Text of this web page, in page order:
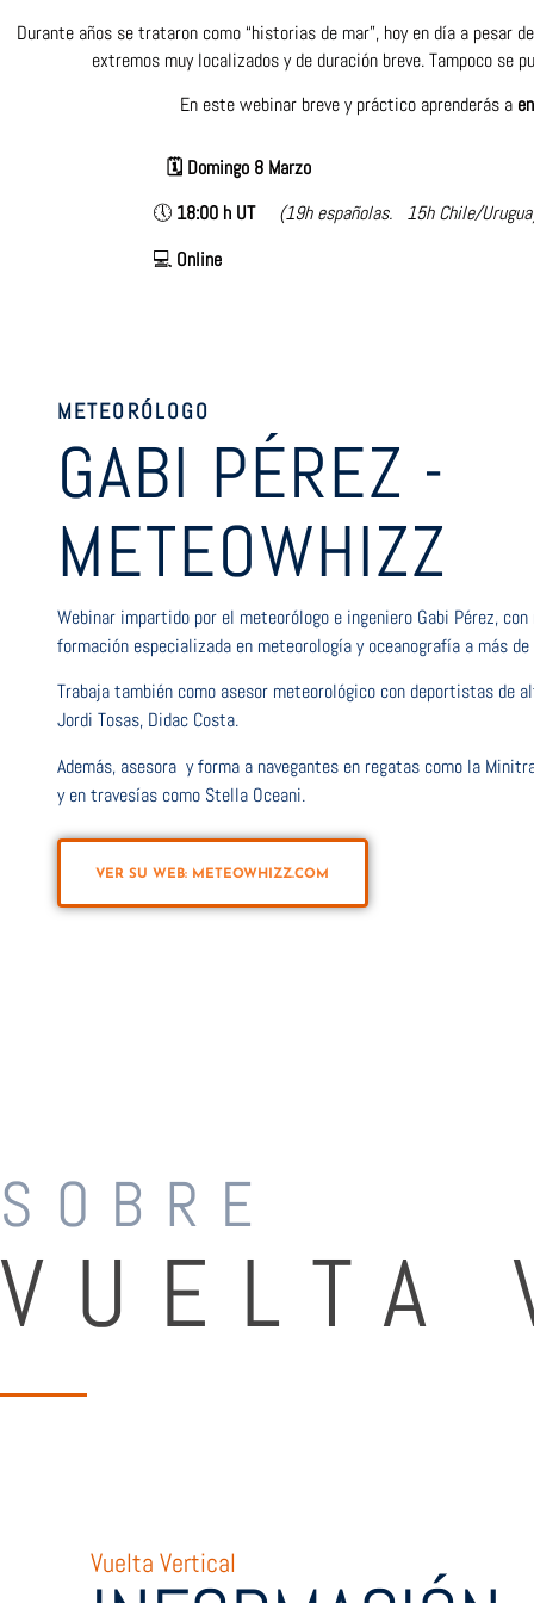
Durante años se trataron como “historias de mar”, hoy en día a
extremos muy localizados y de duración breve. Tampoco se
En este webinar breve y práctico aprenderás a
🗓️ Domingo 8 Marzo
🕔 18:00 h UT (19h españolas. 15h Chile/
💻 Online
METEORÓLOGO
GABI PÉREZ -
METEOWHIZZ
Webinar impartido por el meteorólogo e ingeniero Gabi Pérez,
formación especializada en meteorología y oceanografía a más
Trabaja también como asesor meteorológico con deportistas de
Jordi Tosas, Didac Costa.
Además, asesora y forma a navegantes en regatas como la
y en travesías como Stella Oceani.
VER SU WEB: METEOWHIZZ.COM
SOBRE
VUELTA
Vuelta Vertical